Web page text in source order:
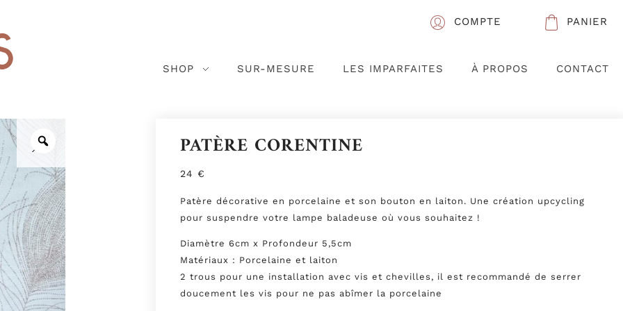
COMPTE PANIER
SHOP SUR-MESURE LES IMPARFAITES À PROPOS CONTACT
PATÈRE CORENTINE
24 €
Patère décorative en porcelaine et son bouton en laiton. Une création upcycling
pour suspendre votre lampe baladeuse où vous souhaitez !
Diamètre 6cm x Profondeur 5,5cm
Matériaux : Porcelaine et laiton
2 trous pour une installation avec vis et chevilles, il est recommandé de serrer
doucement les vis pour ne pas abîmer la porcelaine